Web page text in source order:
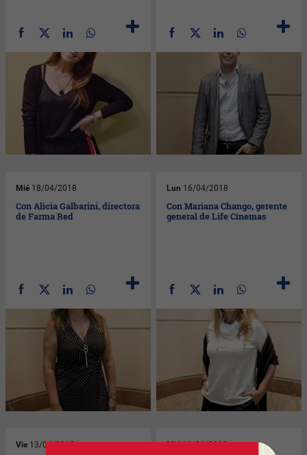
Mié 18/04/2018
Con Alicia Galbarini, directora
de Farma Red
Lun 16/04/2018
Con Mariana Chango, gerente
general de Life Cinemas
Vie 13/04/2018 Mié11/04/2018